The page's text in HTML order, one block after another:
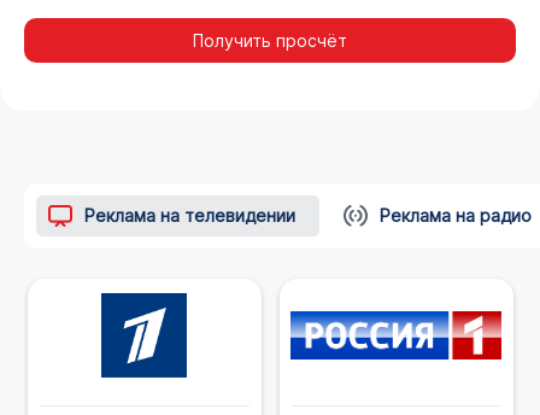
Получить просчёт
Реклама на телевидении Реклама на радио